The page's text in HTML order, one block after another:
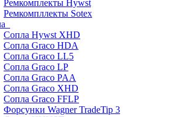
Ремкомплекты Hywst
Ремкомпллекты Sotex
Сопла Hywst XHD
Сопла Graco HDA
Сопла Graco LL5
Сопла Graco LP
Сопла Graco PAA
Сопла Graco XHD
Сопла Graco FFLP
Форсунки Wagner TradeTip 3